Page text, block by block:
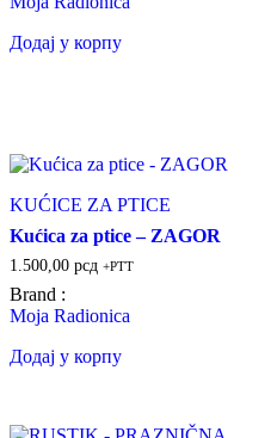
Додај у корпу
KUĆICE ZA PTICE
Kućica za ptice – ZAGOR
1.500,00 рсд +PTT
Brand :
Moja Radionica
Додај у корпу